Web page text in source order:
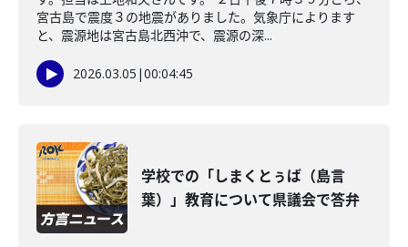
宮古島で震度３の地震がありました。気象庁によります
と、震源地は宮古島北西沖で、震源の深...
2026.03.05 |00:04:45
学校での「しまくとぅば（島言
葉）」教育について県議会で答弁